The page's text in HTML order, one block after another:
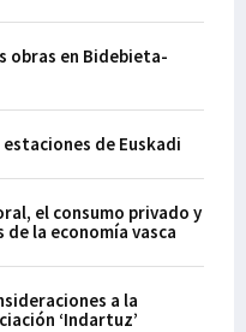
obras en Bidebieta-
de Euskadi
el consumo privado y
la economía vasca
a la
‘Indartuz’